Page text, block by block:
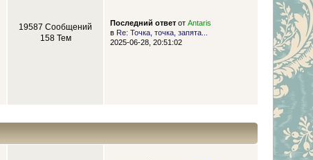
19587 Сообщений
158 Тем
Последний ответот Antaris
в Re: Точка, точка, запята...
2025-06-28, 20:51:02